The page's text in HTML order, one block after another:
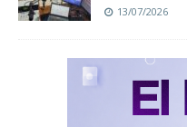
13/07/2026